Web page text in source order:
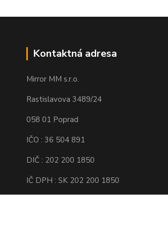
Kontaktná adresa
Mirror MM s.r.o.
Rastislavova 3489/24
058 01 Poprad
IČO : 36 504 891
DIČ : 202 200 1850
IČ DPH : SK 202 200 1850